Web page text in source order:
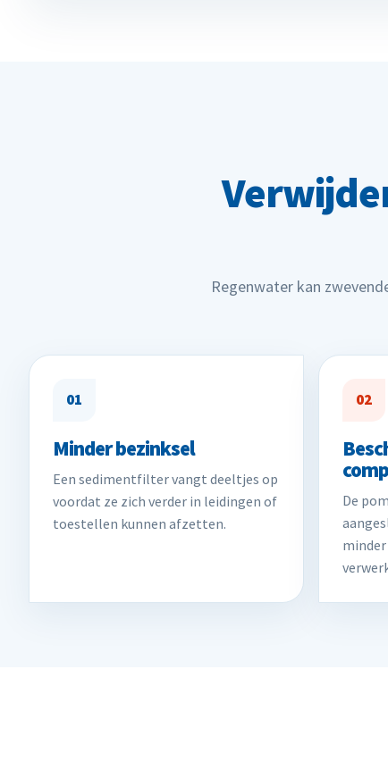
Regenwater kan
01
Minder bezinksel
Een sedimentfilter vangt deeltjes op
voordat ze zich verder in leidingen of
toestellen kunnen afzetten.
02
De